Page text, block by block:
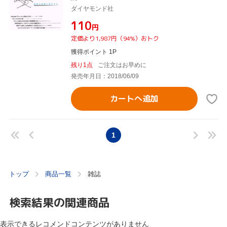
ダイヤモンド社
¥110円
定価より1,987円（94%）おトク
獲得ポイント 1P
残り1点
ご注文はお早めに
発売年月日：2018/06/09
カートへ追加
1
トップ 商品一覧 雑誌
検索結果の関連商品
表示できるレコメンドコンテンツがありません